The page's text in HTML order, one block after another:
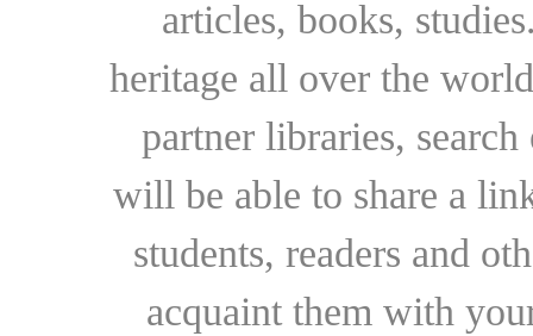
articles, books,
heritage all over the
partner libraries,
will be able to share a
students, readers and
acquaint them with